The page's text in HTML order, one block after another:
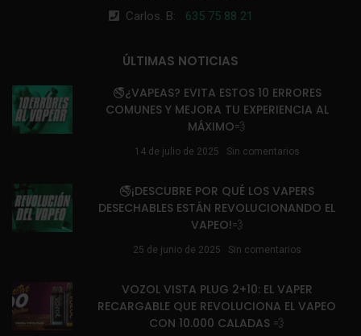
Carlos. B: 635 75 88 21
ÚLTIMAS NOTICIAS
🚭¿VAPEAS? EVITA ESTOS 10 ERRORES
COMUNES Y MEJORA TU EXPERIENCIA AL
MÁXIMO💨
14 de julio de 2025 Sin comentarios
🚭¡DESCUBRE POR QUÉ LOS VAPERS
DESECHABLES ESTÁN REVOLUCIONANDO EL
VAPEO!💨
25 de junio de 2025 Sin comentarios
VOZOL VISTA PLUG 2+10: EL VAPER
RECARGABLE QUE REVOLUCIONA EL VAPEO
CON 10.000 CALADAS 💨